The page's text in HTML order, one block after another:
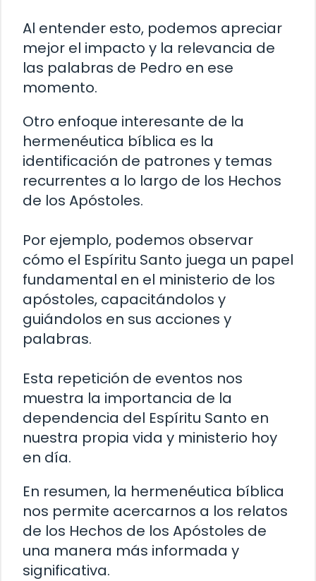
Al entender esto, podemos apreciar
mejor el impacto y la relevancia de
las palabras de Pedro en ese
momento.
Otro enfoque interesante de la
hermenéutica bíblica es la
identificación de patrones y temas
recurrentes a lo largo de los Hechos
de los Apóstoles.
Por ejemplo, podemos observar
cómo el Espíritu Santo juega un papel
fundamental en el ministerio de los
apóstoles, capacitándolos y
guiándolos en sus acciones y
palabras.
Esta repetición de eventos nos
muestra la importancia de la
dependencia del Espíritu Santo en
nuestra propia vida y ministerio hoy
en día.
En resumen, la hermenéutica bíblica
nos permite acercarnos a los relatos
de los Hechos de los Apóstoles de
una manera más informada y
significativa.